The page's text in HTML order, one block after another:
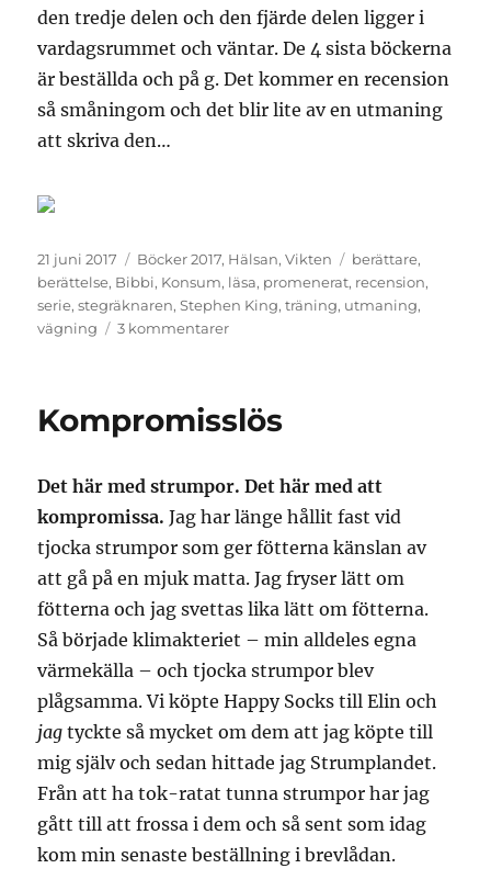
den tredje delen och den fjärde delen ligger i
vardagsrummet och väntar. De 4 sista böckerna
är beställda och på g. Det kommer en recension
så småningom och det blir lite av en utmaning
att skriva den…
Publicerat
den
21 juni 2017 Kategorier
Böcker 2017, Hälsan,Vikten Etiketter
berättare,
berättelse, Bibbi, Konsum, läsa, promenerat, recension,
serie,stegräknaren,Stephen King,träning, utmaning,
vägning
3 kommentarertill
Kompromisslös
Det här med strumpor. Det här med att
kompromissa. Jag har länge hållit fast vid
tjocka strumpor som ger fötterna känslan av
att gå på en mjuk matta. Jag fryser lätt om
fötterna och jag svettas lika lätt om fötterna.
Så började klimakteriet – min alldeles egna
värmekälla – och tjocka strumpor blev
plågsamma. Vi köpte Happy Socks till Elin och
jag tyckte så mycket om dem att jag köpte till
mig själv och sedan hittade jag Strumplandet.
Från att ha tok-ratat tunna strumpor har jag
gått till att frossa i dem och så sent som idag
kom min senaste beställning i brevlådan.